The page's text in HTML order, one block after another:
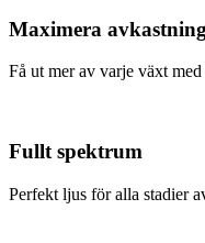
Maximera
Få ut mer av varje växt
Fullt spektrum
Perfekt ljus för alla stadier